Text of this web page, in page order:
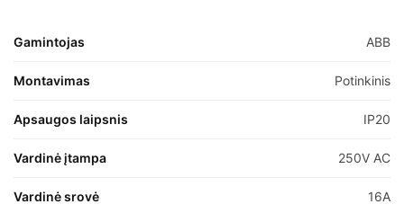
Gamintojas ABB
Montavimas Potinkinis
Apsaugos laipsnis IP20
Vardinė įtampa 250V AC
Vardinė srovė 16A